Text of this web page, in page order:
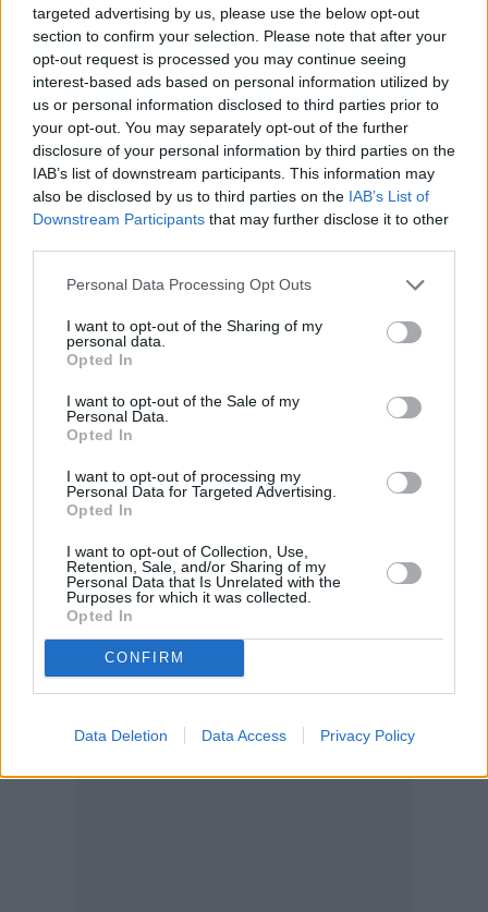
targeted advertising by us, please use the below opt-out
section to confirm your selection. Please note that after your
opt-out request is processed you may continue seeing
interest-based ads based on personal information utilized by
us or personal information disclosed to third parties prior to
your opt-out. You may separately opt-out of the further
disclosure of your personal information by third parties on the
IAB’s list of downstream participants. This information may
also be disclosed by us to third parties on the IAB’s List of
Downstream Participants that may further disclose it to other
Personal Data Processing Opt Outs
I want to opt-out of the Sharing of my
personal data.
Opted In
I want to opt-out of the Sale of my
Personal Data.
Opted In
I want to opt-out of processing my
Personal Data for Targeted Advertising.
Opted In
I want to opt-out of Collection, Use,
Retention, Sale, and/or Sharing of my
Personal Data that Is Unrelated with the
Purposes for which it was collected.
Opted In
CONFIRM
Data Deletion Data Access Privacy Policy
Κάποια στιγμή μάλιστα σκέφτηκε ότι θα
έπρεπε να απονείμει στον εαυτό του την
υψηλότερη στρατιωτική τιμή της χώρας, το
επιβεβαίωσε ούτε διέψευσε τον αποκλεισμό
του προέδρου από την αίθουσα επιχειρήσεων.
Η εκπρόσωπος Τύπου χαρακτήρισε τον Τραμπ
«σταθερό ηγέτη που ενήργησε με γνώμονα την
ασφάλεια της χώρας».
σχετικά με τον τρόπο διαχείρισης κρίσεων
στον Λευκό Οίκο και τον ρόλο του Τραμπ σε
στρατιωτικές επιχειρήσεις υψηλής έντασης.
Διαβάστε επίσης: